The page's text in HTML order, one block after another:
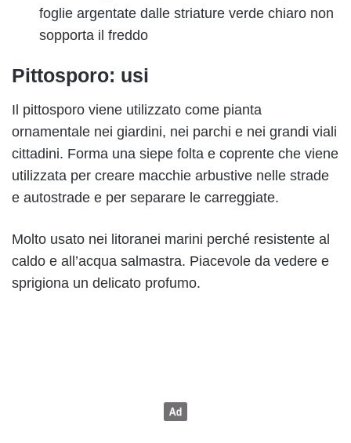
foglie argentate dalle striature verde chiaro non
sopporta il freddo
Pittosporo: usi
Il pittosporo viene utilizzato come pianta
ornamentale nei giardini, nei parchi e nei grandi viali
cittadini. Forma una siepe folta e coprente che viene
utilizzata per creare macchie arbustive nelle strade
e autostrade e per separare le carreggiate.
Molto usato nei litoranei marini perché resistente al
caldo e all’acqua salmastra. Piacevole da vedere e
sprigiona un delicato profumo.